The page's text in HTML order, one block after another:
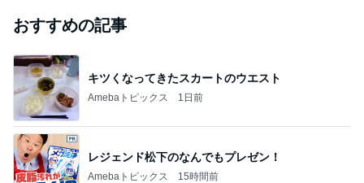
おすすめの記事
キツくなってきたスカートのウエスト
Amebaトピックス 1日前
レジェンド松下のなんでもプレゼン！
Amebaトピックス 15時間前